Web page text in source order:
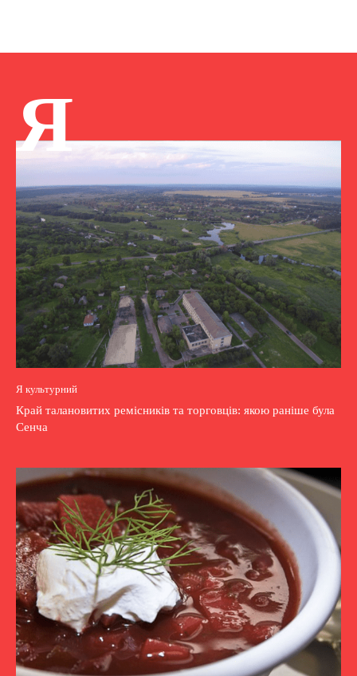
Я
Я культурний
Край талановитих ремісників та торговців: якою раніше була
Сенча